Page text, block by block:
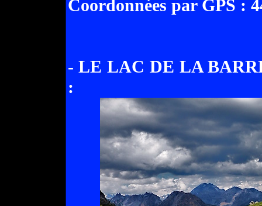
Coordonnées par GPS :
- LE LAC DE LA
: